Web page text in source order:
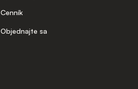
Cenník
Objednajte sa